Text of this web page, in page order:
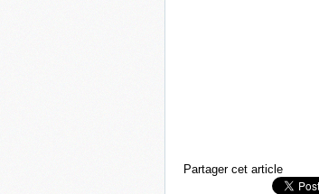
Partager cet article